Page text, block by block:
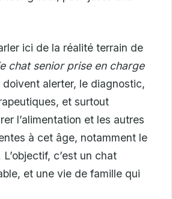
ici de la réalité terrain de
chat senior prise en charge
doivent alerter, le diagnostic,
et surtout
l’alimentation et les autres
à cet âge, notamment le
c’est un chat
et une vie de famille qui